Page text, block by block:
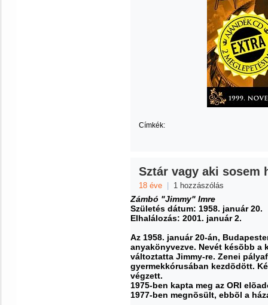
Címkék:
Sztár vagy aki sosem
18 éve | 1 hozzászólás
Zámbó "Jimmy" Imre
Születés dátum: 1958. január 20.
Elhalálozás: 2001. január 2.
Az 1958. január 20-án,
anyakönyvezve. Nevét késõbb
változtatta Jimmy-re. Zenei
gyermekkórusában kezdõdött.
végzett.
1975-ben kapta meg az ORI
1977-ben megnõsült, ebbõl a